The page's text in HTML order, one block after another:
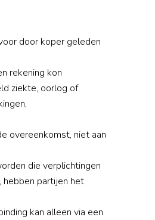
door koper geleden
rekening kon
ziekte, oorlog of
overeenkomst, niet aan
die verplichtingen
hebben partijen het
kan alleen via een